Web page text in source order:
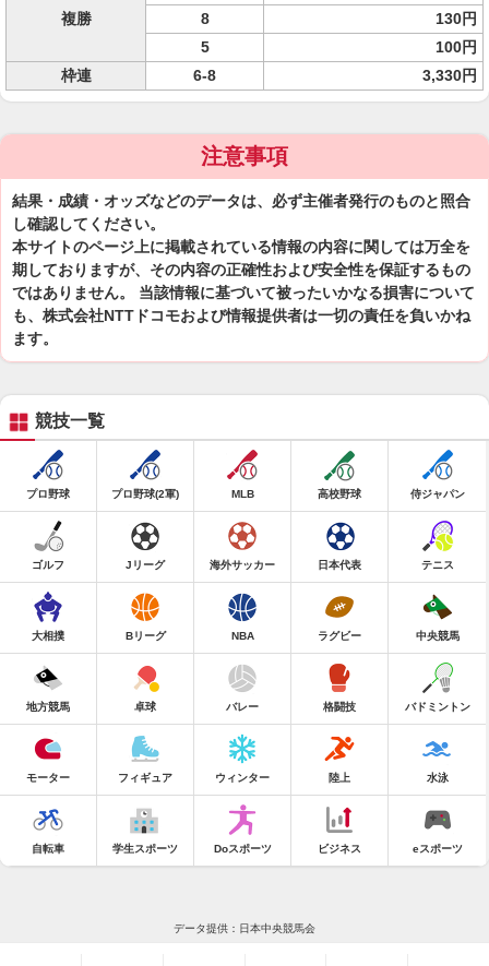
複勝
8
130円
5
100円
枠連
6-8 3,330円
注意事項
結果・成績・オッズなどのデータは、必ず主催者発行のものと照合
し確認してください。
本サイトのページ上に掲載されている情報の内容に関しては万全を
期しておりますが、その内容の正確性および安全性を保証するもの
ではありません。 当該情報に基づいて被ったいかなる損害について
も、株式会社NTTドコモおよび情報提供者は一切の責任を負いかね
ます。
競技一覧
プロ野球 プロ野球(2軍) MLB 高校野球 侍ジャパン
ゴルフ Jリーグ 海外サッカー 日本代表 テニス
大相撲 Bリーグ NBA ラグビー 中央競馬
地方競馬 卓球 バレー 格闘技 バドミントン
モーター フィギュア ウィンター 陸上 水泳
自転車 学生スポーツ Doスポーツ ビジネス eスポーツ
データ提供：日本中央競馬会